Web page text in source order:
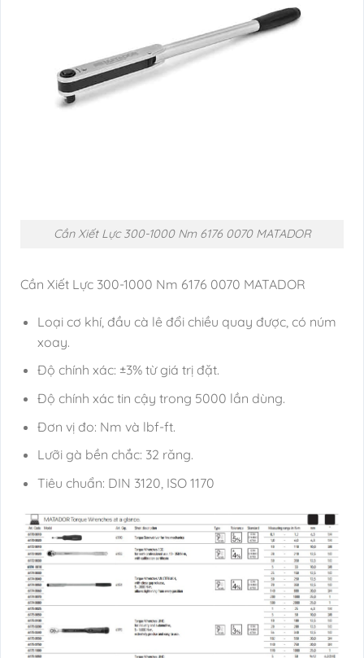
Cần Xiết Lực 300-1000 Nm 6176 0070 MATADOR
Cần Xiết Lực 300-1000 Nm 6176 0070 MATADOR
Loại cơ khí, đầu cà lê đổi chiều quay được, có núm
xoay.
Độ chính xác: ±3% từ giá trị đặt.
Độ chính xác tin cậy trong 5000 lần dùng.
Đơn vị đo: Nm và lbf-ft.
Lưỡi gà bền chắc: 32 răng.
Tiêu chuẩn: DIN 3120, ISO 1170